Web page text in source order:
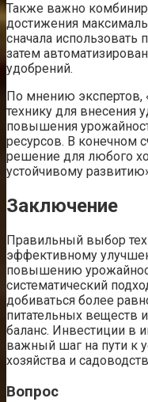
Также важно
достижения
сначала
затем
удобрений.
По мнению
технику для внесения
повышения
ресурсов. В конечном
решение для любого
устойчивому
Заключение
Правильный выбор
эффективному
повышению
систематический
добиваться более
питательных веществ
баланс. Инвестиции в
важный шаг на пути к
хозяйства и
Вопрос